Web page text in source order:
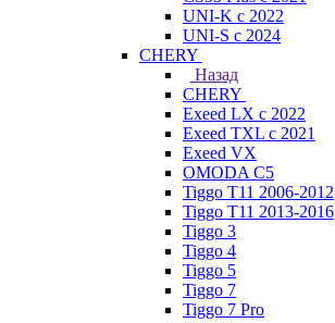
UNI-K с 2022
UNI-S с 2024
CHERY
Назад
CHERY
Exeed LX с 2022
Exeed TXL с 2021
Exeed VX
OMODA C5
Tiggo T11 2006-2012
Tiggo T11 2013-2016
Tiggo 3
Tiggo 4
Tiggo 5
Tiggo 7
Tiggo 7 Pro